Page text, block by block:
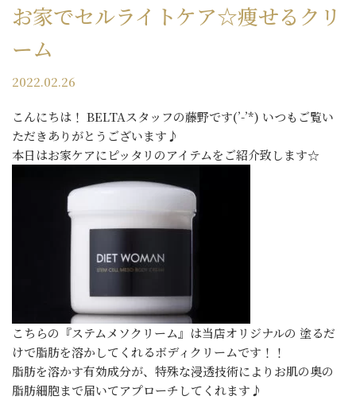
お家でセルライトケア☆痩せるクリ
ーム
2022.02.26
こんにちは！ BELTAスタッフの藤野です(’-’*) いつもご覧い
ただきありがとうございます♪
本日はお家ケアにピッタリのアイテムをご紹介致します☆
こちらの『ステムメソクリーム』は当店オリジナルの 塗るだ
けで脂肪を溶かしてくれるボディクリームです！！
脂肪を溶かす有効成分が、特殊な浸透技術によりお肌の奥の
脂肪細胞まで届いてアプローチしてくれます♪